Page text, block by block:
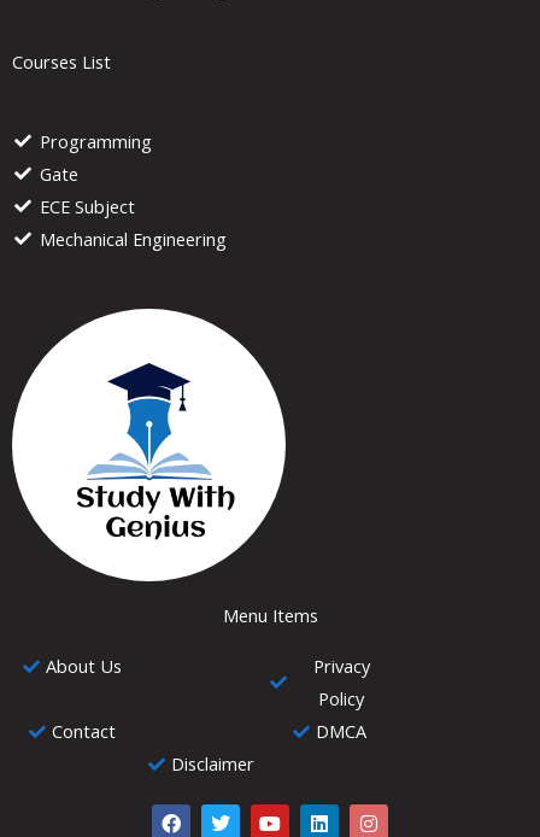
Courses List
Programming
Gate
ECE Subject
Mechanical Engineering
Menu Items
About Us
Privacy
Policy
Contact
DMCA
Disclaimer
F T Y L I